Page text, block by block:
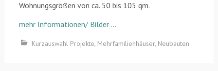
Wohnungsgrößen von ca. 50 bis 105 qm.
mehr Informationen/ Bilder …
Kurzauswahl Projekte, Mehrfamilienhäuser, Neubauten